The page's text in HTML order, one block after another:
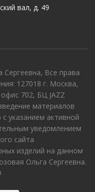
вал, д. 49
Все права
127018 г. Москва,
702, БЦ JAZZ
материалов
указанием активной
уведомлением
сайта
изделий на данном
Ольга Сергеевна.